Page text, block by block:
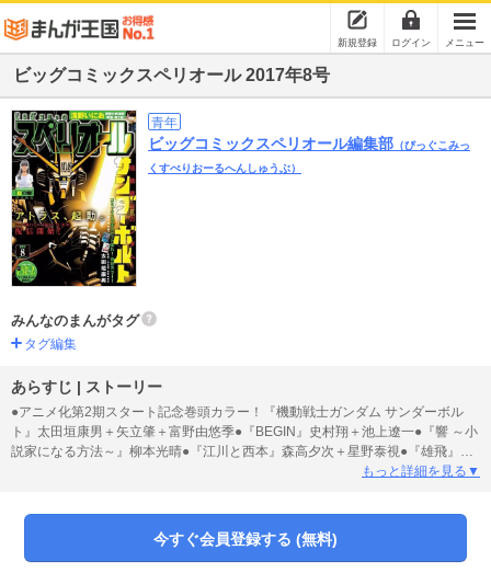
新規登録 ログイン メニュー
ビッグコミックスペリオール 2017年8号
青年
ビッグコミックスペリオール編集部 （びっぐこみっ
くすぺりおーるへんしゅうぶ）
みんなのまんがタグ
タグ編集
あらすじ | ストーリー
●アニメ化第2期スタート記念巻頭カラー！『機動戦士ガンダム サンダーボル
ト』太田垣康男＋矢立肇＋富野由悠季●『BEGIN』史村翔＋池上遼一●『響 ～小
説家になる方法～』柳本光晴●『江川と西本』森高夕次＋星野泰視●『雄飛』小
山ゆう●『血の轍』押見修造●『岡崎に捧ぐ』山本さほ●『零落』浅野いにお
からゾンビ！』石川優吾＋荒木宰●『フットボールネーション』大武ユキ
●『UNTOUCHABLE』末松正博●『ワンダーランド』石川優吾●『大人の青春く
もっと詳細を見る▼
今すぐ会員登録する (無料)